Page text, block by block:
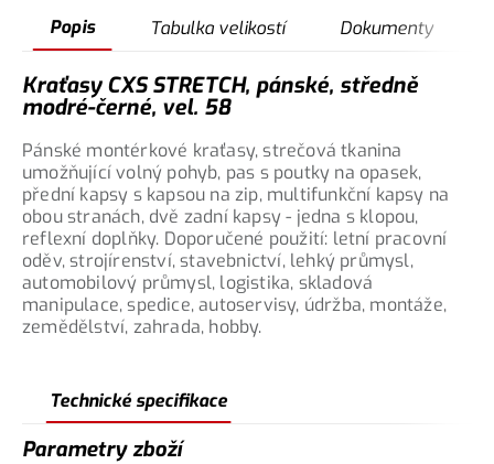
Popis Tabulka velikostí Dokumenty
Kraťasy CXS STRETCH, pánské, středně
modré-černé, vel. 58
Pánské montérkové kraťasy, strečová tkanina
umožňující volný pohyb, pas s poutky na opasek,
přední kapsy s kapsou na zip, multifunkční kapsy na
obou stranách, dvě zadní kapsy - jedna s klopou,
reflexní doplňky. Doporučené použití: letní pracovní
oděv, strojírenství, stavebnictví, lehký průmysl,
automobilový průmysl, logistika, skladová
manipulace, spedice, autoservisy, údržba, montáže,
zemědělství, zahrada, hobby.
Technické specifikace
Parametry zboží